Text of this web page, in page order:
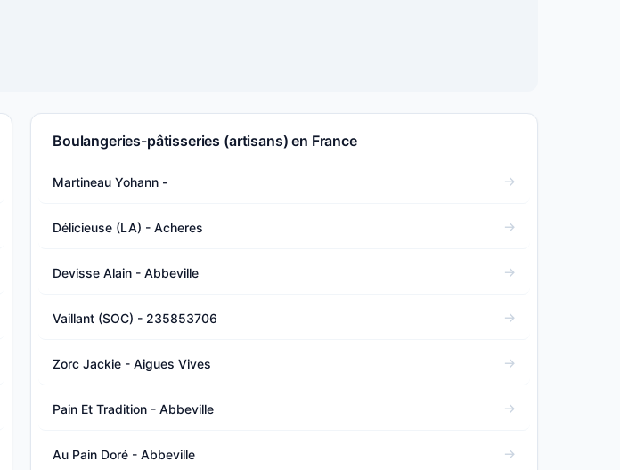
Boulangeries-pâtisseries (artisans) en France
Martineau Yohann -
Délicieuse (LA) - Acheres
Devisse Alain - Abbeville
Vaillant (SOC) - 235853706
Zorc Jackie - Aigues Vives
Pain Et Tradition - Abbeville
Au Pain Doré - Abbeville